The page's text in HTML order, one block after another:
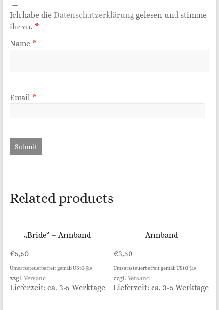
Ich habe die Datenschutzerklärunggelesen und stimme
ihr zu. *
Name *
Email *
Related products
„Bride“ – Armband
€5,50
Umsatzsteuerbefreit gemäß UStG §19
zzgl. Versand
Lieferzeit: ca. 3-5 Werktage
Armband
€3,50
Umsatzsteuerbefreit gemäß UStG §19
zzgl.Versand
Lieferzeit: ca. 3-5 Werktage